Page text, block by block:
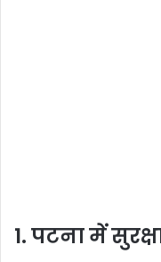
1. पटना में